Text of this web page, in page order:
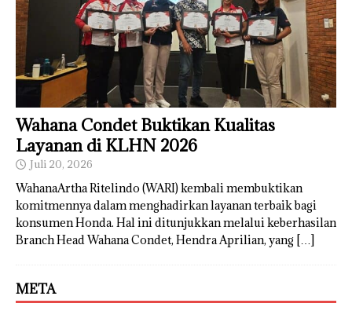
Wahana Condet Buktikan Kualitas
Layanan di KLHN 2026
Juli 20, 2026
WahanaArtha Ritelindo (WARI) kembali membuktikan
komitmennya dalam menghadirkan layanan terbaik bagi
konsumen Honda. Hal ini ditunjukkan melalui keberhasilan
Branch Head Wahana Condet, Hendra Aprilian, yang […]
META